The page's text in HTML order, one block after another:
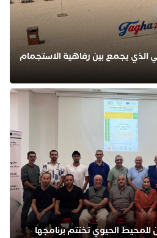
الذي يجمع بين رفاهية الاستجمام
الحيوي تختتم برنامجها